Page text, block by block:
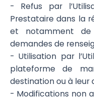
- Refus par
Prestataire dans la
et notamment de
demandes de
- Utilisation par
plateforme de
destination ou à leur
- Modifications non